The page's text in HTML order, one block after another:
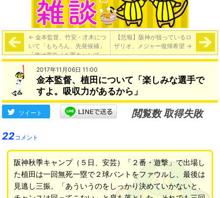
← 金本監督、竹安・才木につ
いて「もちろん、先発候補」
「俺は両方（１軍キャンプ
に）連れていきたいけどね」
【悲報】阪神が狙っているロ
ザリオ、メジャー復帰希望 →
2017年11月06日 11:00
金本監督、植田について「楽しみな選手で
すよ。吸収力があるから」
ツイート
閲覧数 取得失敗
22コメント
阪神秋季キャンプ（５日、安芸）「２番・遊撃」で出場し
た植田は一回無死一塁で２球バントをファウルし、最後は
見逃し三振。「あういうのをしっかり決めていかないと、